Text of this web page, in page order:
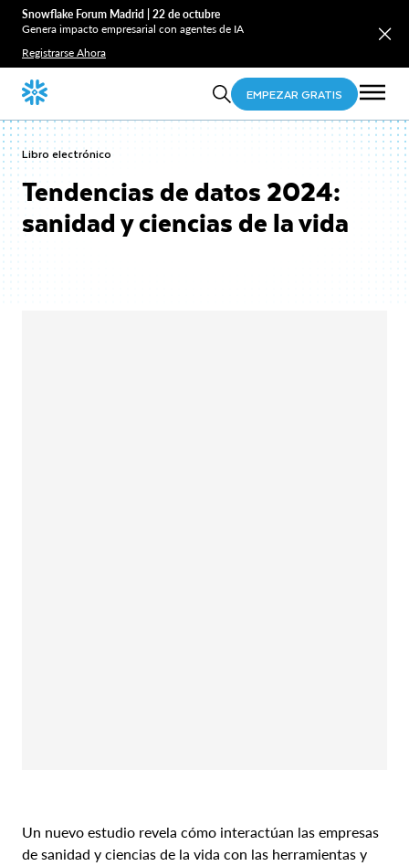
Snowflake Forum Madrid | 22 de octubre
Genera impacto empresarial con agentes de IA
Registrarse Ahora
EMPEZAR GRATIS
Libro electrónico
Tendencias de datos 2024:
sanidad y ciencias de la vida
Un nuevo estudio revela cómo interactúan las empresas
de sanidad y ciencias de la vida con las herramientas y